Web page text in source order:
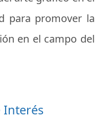
para promover la
en el campo del
Interés